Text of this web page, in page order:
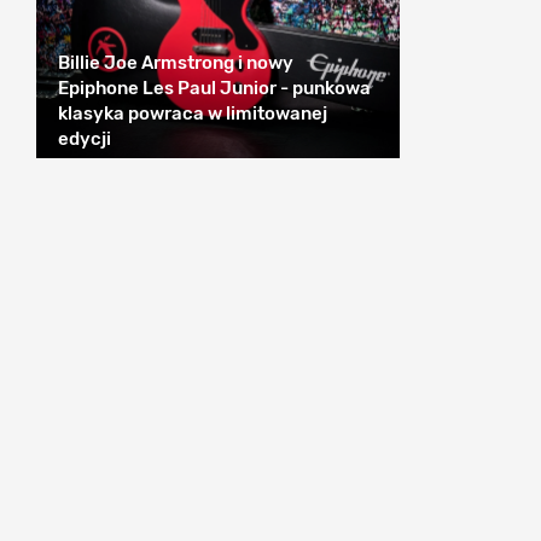
Billie Joe Armstrong i nowy
Epiphone Les Paul Junior - punkowa
klasyka powraca w limitowanej
edycji